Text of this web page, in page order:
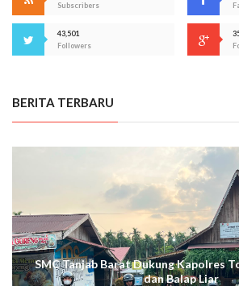
Subscribers
43,501
Followers
BERITA TERBARU
SMC Tanjab Barat Dukung Kapolres
dan Balap Liar